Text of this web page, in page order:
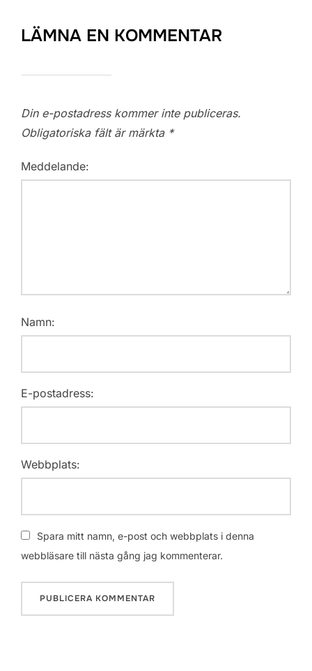
LÄMNA EN KOMMENTAR
Din e-postadress kommer inte publiceras.
Obligatoriska fält är märkta *
Meddelande:
Namn:
E-postadress:
Webbplats:
Spara mitt namn, e-post och webbplats i denna
webbläsare till nästa gång jag kommenterar.